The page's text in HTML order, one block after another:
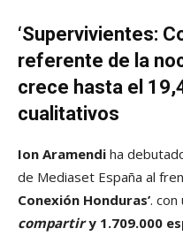
‘Supervivientes:
referente de la
crece hasta el
cualitativos
Ion Aramendi ha
de Mediaset España al
Conexión Honduras’. con
compartiry 1.709.000